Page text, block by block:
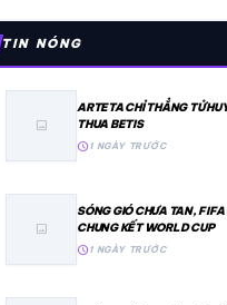
TIN NÓNG
image
ARTETA CHỈ THẲNG TỬ
THUA BETIS
schedule1 NGÀY TRƯỚC
image
SÓNG GIÓ CHƯA TAN,
CHUNG KẾT WORLD CUP
schedule1 NGÀY TRƯỚC